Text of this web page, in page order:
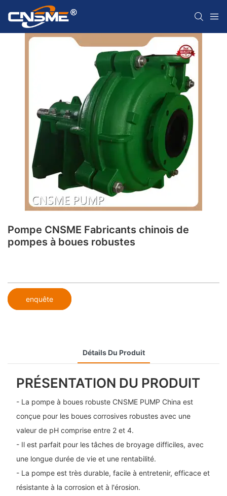
Pompe CNSME Fabricants chinois de
pompes à boues robustes
enquête
Détails Du Produit
PRÉSENTATION DU PRODUIT
- La pompe à boues robuste CNSME PUMP China est
conçue pour les boues corrosives robustes avec une
valeur de pH comprise entre 2 et 4.
- Il est parfait pour les tâches de broyage difficiles, avec
une longue durée de vie et une rentabilité.
- La pompe est très durable, facile à entretenir, efficace et
résistante à la corrosion et à l'érosion.